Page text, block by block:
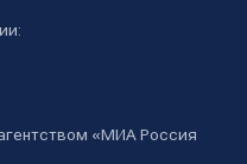
«МИА Россия